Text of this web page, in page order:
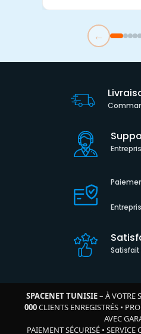
←
SPACENET TUNISIE– À VOTRE
000CLIENTS ENREGISTRÉS•
AVEC
PAIEMENT SÉCURISÉ • SERVICE